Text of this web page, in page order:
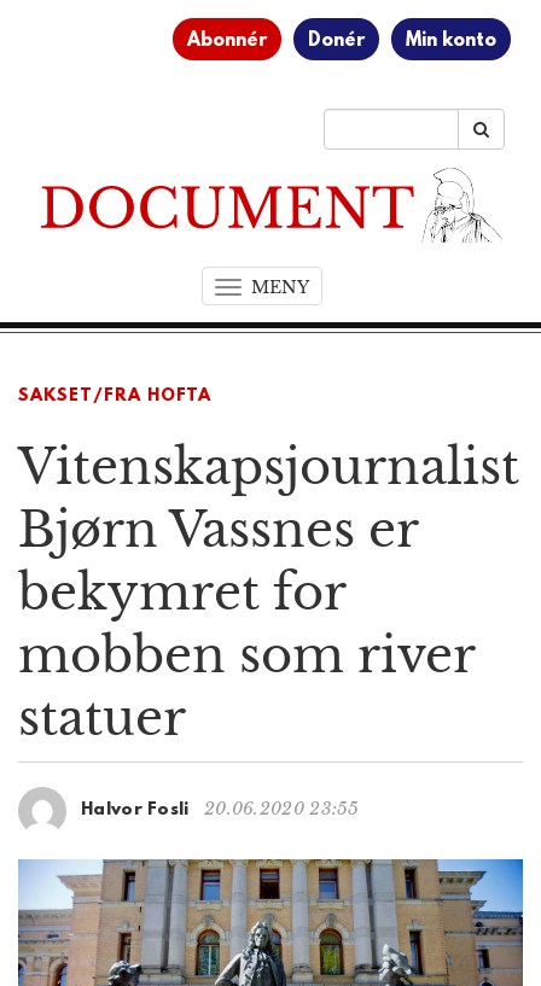
Abonnér Donér Min konto
MENYT
o
a
i
a
t
o
SAKSET/FRA HOFTA
Vitenskapsjournalist
Bjørn Vassnes er
bekymret for
mobben som river
statuer
Halvor Fosli 20.06.2020 23:55